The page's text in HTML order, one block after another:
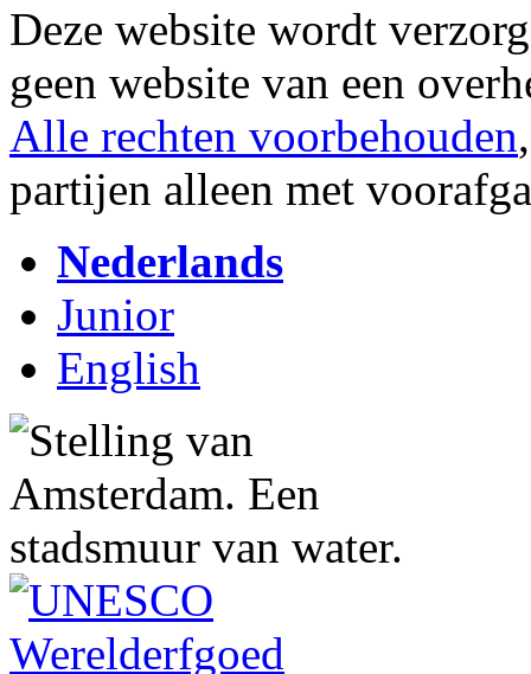
Deze website wordt
geen website van een
Alle rechten voorbehouden
partijen alleen met
Nederlands
Junior
English